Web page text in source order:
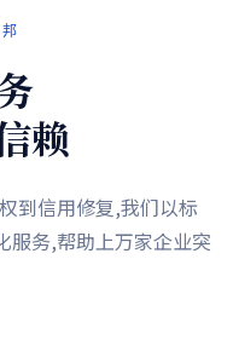
赖
到信用修复,我们以标
服务,帮助上万家企业突